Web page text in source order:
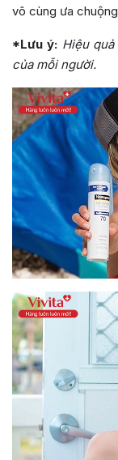
vô cùng ưa
*Lưu ý: Hiệu
của mỗi người.